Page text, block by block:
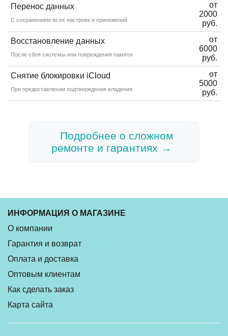
Перенос данных
С сохранением всех настроек и приложений
от
2000
руб.
Восстановление данных
После сбоя системы или повреждения памяти
от
6000
руб.
Снятие блокировки iCloud
При предоставлении подтверждения владения
от
5000
руб.
Подробнее о сложном
ремонте и гарантиях →
ИНФОРМАЦИЯ О МАГАЗИНЕ
О компании
Гарантия и возврат
Оплата и доставка
Оптовым клиентам
Как сделать заказ
Карта сайта